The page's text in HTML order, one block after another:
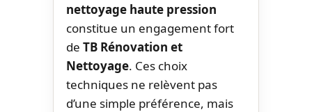
nettoyage haute pression
constitue un engagement fort
de TB Rénovation et
Nettoyage. Ces choix
techniques ne relèvent pas
d’une simple préférence, mais